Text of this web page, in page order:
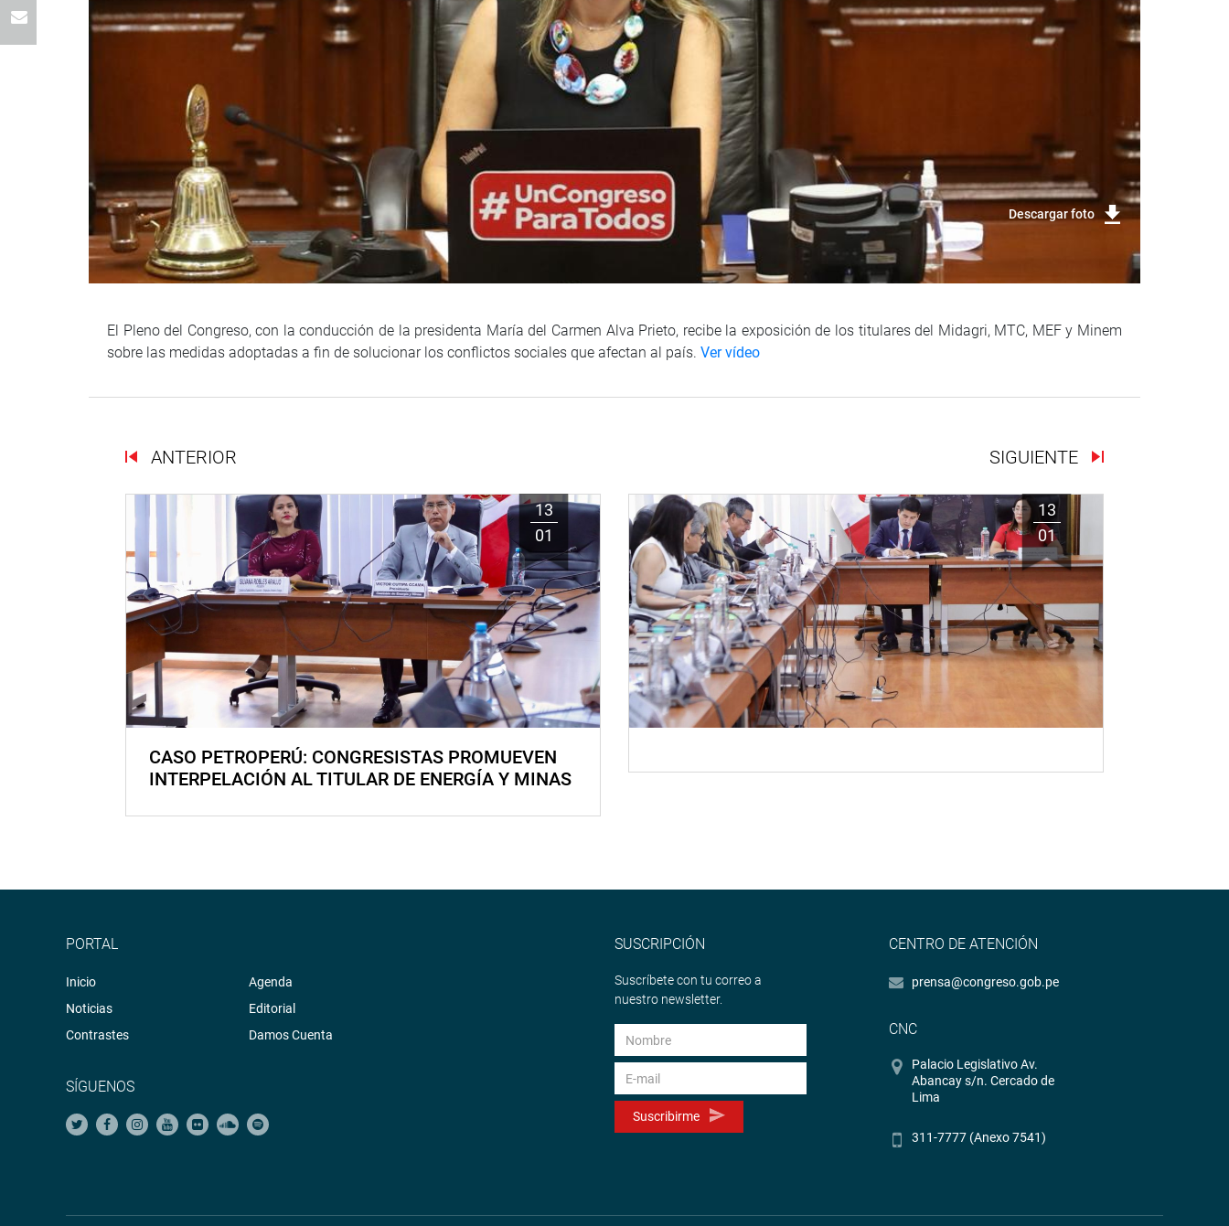
Descargar foto
El Pleno del Congreso, con la conducción de la presidenta María del Carmen Alva Prieto, recibe la exposición de los titulares del Midagri, MTC, MEF y Minem
sobre las medidas adoptadas a fin de solucionar los conflictos sociales que afectan al país. Ver vídeo
ANTERIOR SIGUIENTE
13
01
CASO PETROPERÚ: CONGRESISTAS PROMUEVEN
INTERPELACIÓN AL TITULAR DE ENERGÍA Y MINAS
13
01
PORTAL
Inicio
Noticias
Contrastes
Agenda
Editorial
Damos Cuenta
SÍGUENOS
SUSCRIPCIÓN
Suscríbete con tu correo a
nuestro newsletter.
Suscribirme
CENTRO DE ATENCIÓN
prensa@congreso.gob.pe
CNC
Palacio Legislativo Av.
Abancay s/n. Cercado de
Lima
311-7777 (Anexo 7541)